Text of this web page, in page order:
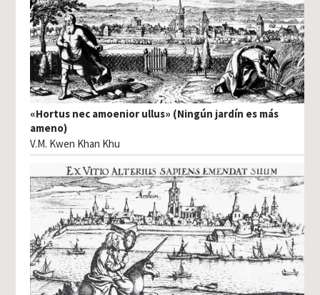
«Hortus nec amoenior ullus» (Ningún jardín es más
ameno)
V.M. Kwen Khan Khu